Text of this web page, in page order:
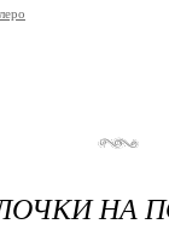
НА